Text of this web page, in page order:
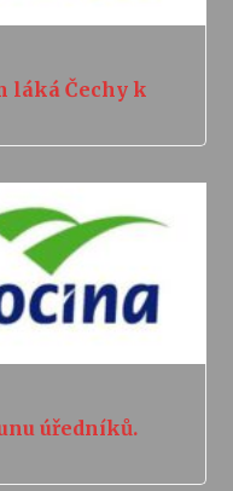
láká Čechy k
úředníků.